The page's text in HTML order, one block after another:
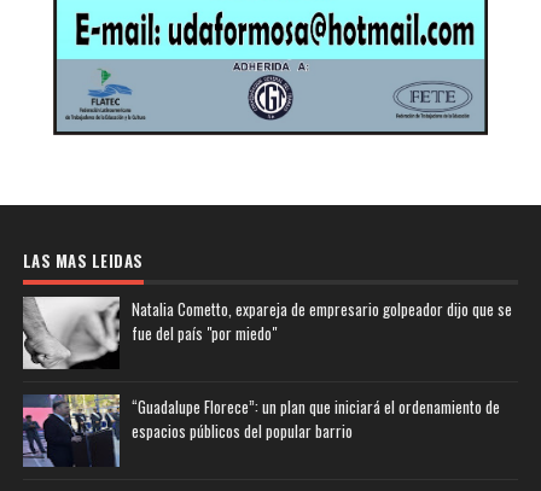
LAS MAS LEIDAS
Natalia Cometto, expareja de empresario golpeador dijo que se
fue del país "por miedo"
“Guadalupe Florece”: un plan que iniciará el ordenamiento de
espacios públicos del popular barrio